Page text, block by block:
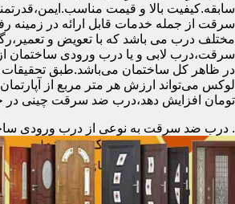
سابقه.کیفیت بالا و قیمت
سرقت از جمله خدمات قابل ارائه در زمینه
مختلف درب می باشد که با تعویض و
سرقت،درب لابی و یا درب ورودی ساختمان از
در ظاهر کل ساختمان می‌باشد.طبق تحقیقات
تومان افزایش دهد،درب ضد سرقت چینی در
. درب ضد سرقت به نوعی از درب ورودی